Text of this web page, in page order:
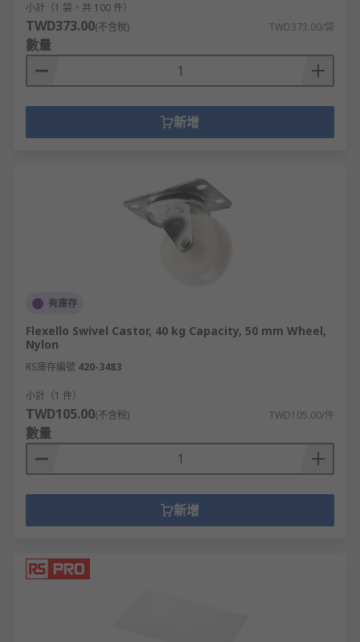
小計（1 袋，共 100 件）
TWD373.00(不含稅) TWD373.00/袋
數量
新增
有庫存
Flexello Swivel Castor, 40 kg Capacity, 50 mm Wheel,
Nylon
RS庫存編號 420-3483
小計（1 件）
TWD105.00(不含稅) TWD105.00/件
數量
新增